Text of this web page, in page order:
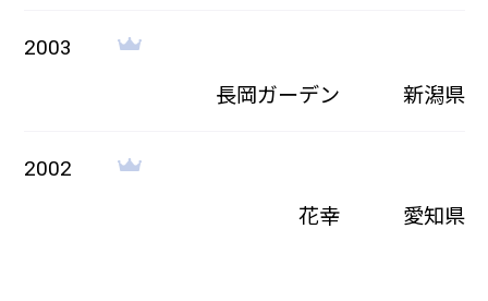
2003
長岡ガーデン 新潟県
2002
花幸 愛知県